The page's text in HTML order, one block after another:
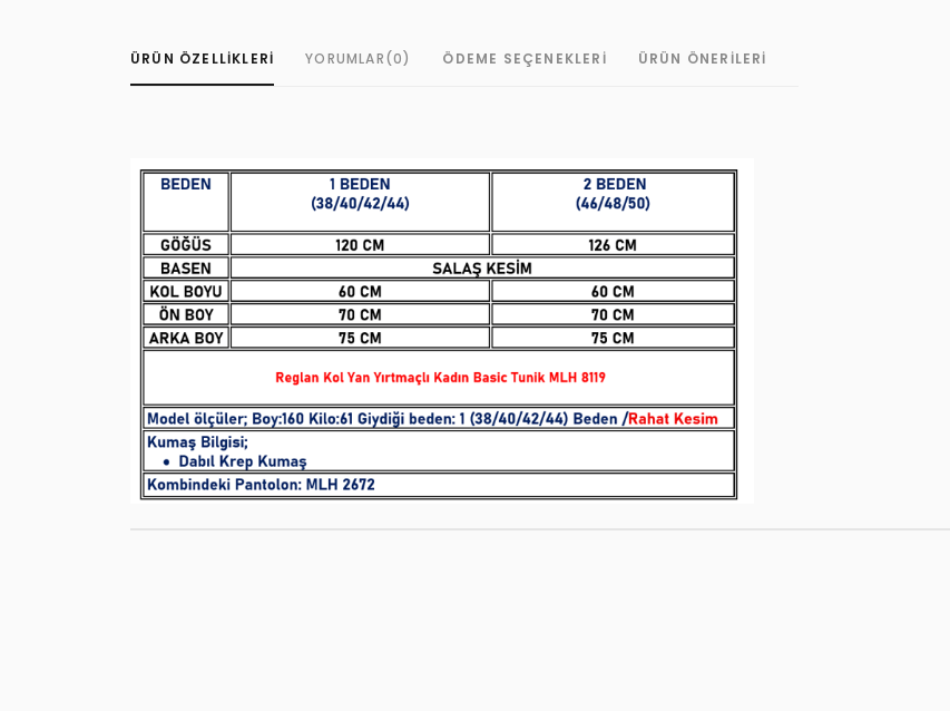
ÜRÜN ÖZELLIKLERI YORUMLAR(0) ÖDEME SEÇENEKLERI ÜRÜN ÖNERILERI